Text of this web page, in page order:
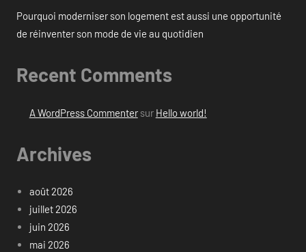
Pourquoi moderniser son logement est aussi une opportunité
de réinventer son mode de vie au quotidien
Recent Comments
A WordPress Commentersur Hello world!
Archives
août 2026
juillet 2026
juin 2026
mai 2026